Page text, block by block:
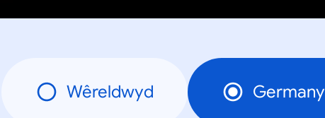
Wêreldwyd Germany